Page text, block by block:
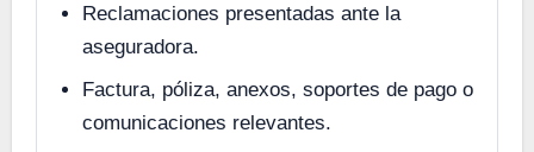
Reclamaciones presentadas ante la
aseguradora.
Factura, póliza, anexos, soportes de pago o
comunicaciones relevantes.